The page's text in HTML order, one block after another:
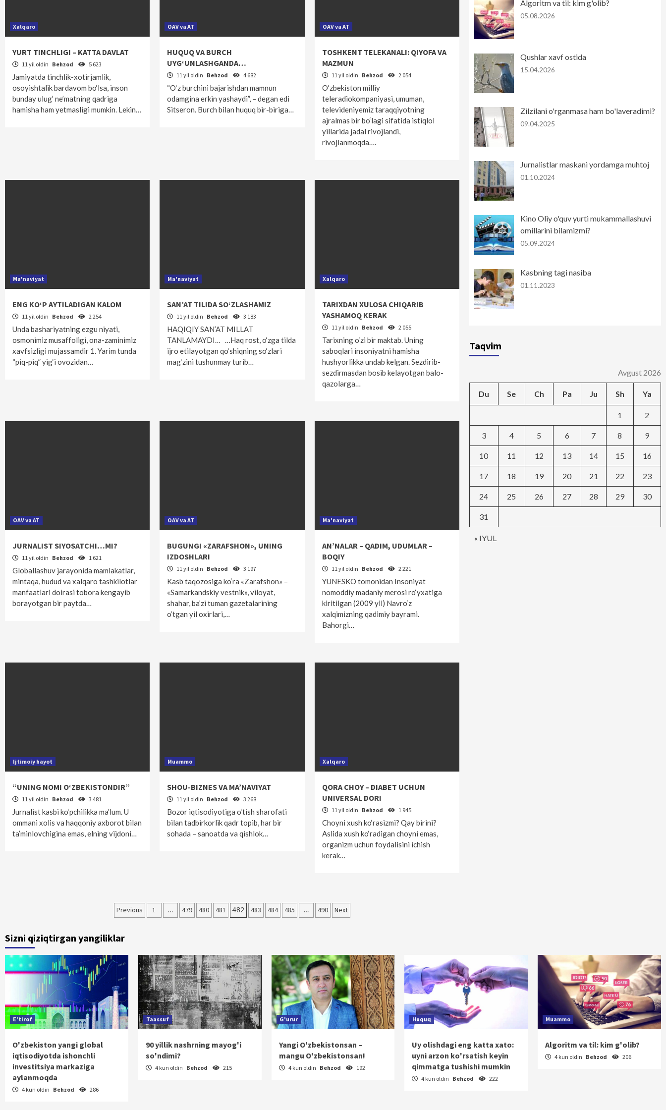
Xalqaro
YURT TINCHLIGI – KATTA DAVLAT
11 yil oldin Behzod 5 623
Jamiyatda tinchlik-xotirjamlik,
osoyishtalik bardavom bo‘lsa, inson
bunday ulug‘ ne’matning qadriga
hamisha ham yetmasligi mumkin. Lekin…
OAV va AT
HUQUQ VA BURCH
UYG‘UNLASHGANDA…
11 yil oldin Behzod 4 682
“O‘z burchini bajarishdan mamnun
odamgina erkin yashaydi”, – degan edi
Sitseron. Burch bilan huquq bir-biriga…
OAV va AT
TOSHKENT TELEKANALI: QIYOFA VA
MAZMUN
11 yil oldin Behzod 2 054
O‘zbekiston milliy
teleradiokompaniyasi, umuman,
televideniyemiz taraqqiyotning
ajralmas bir bo‘lagi sifatida istiqlol
yillarida jadal rivojlandi,
rivojlanmoqda….
Ma'naviyat
ENG KO‘P AYTILADIGAN KALOM
11 yil oldin Behzod 2 254
Unda bashariyatning ezgu niyati,
osmonimiz musaffoligi, ona-zaminimiz
xavfsizligi mujassamdir 1. Yarim tunda
“piq-piq” yig‘i ovozidan…
Ma'naviyat
SAN’AT TILIDA SO‘ZLASHAMIZ
11 yil oldin Behzod 3 183
HAQIQIY SAN’AT MILLAT
TANLAMAYDI… …Haq rost, o‘zga tilda
ijro etilayotgan qo‘shiqning so‘zlari
mag‘zini tushunmay turib…
Xalqaro
TARIXDAN XULOSA CHIQARIB
YASHAMOQ KERAK
11 yil oldin Behzod 2 055
Tarixning o‘zi bir maktab. Uning
saboqlari insoniyatni hamisha
hushyorlikka undab kelgan. Sezdirib-
sezdirmasdan bosib kelayotgan balo-
qazolarga…
OAV va AT
JURNALIST SIYOSATCHI…MI?
11 yil oldin Behzod 1 621
Globallashuv jarayonida mamlakatlar,
mintaqa, hudud va xalqaro tashkilotlar
manfaatlari doirasi tobora kengayib
borayotgan bir paytda…
OAV va AT
BUGUNGI «ZARAFSHON», UNING
IZDOSHLARI
11 yil oldin Behzod 3 197
Kasb taqozosiga ko‘ra «Zarafshon» –
«Samarkandskiy vestnik», viloyat,
shahar, ba’zi tuman gazetalarining
o‘tgan yil oxirlari,…
Ma'naviyat
AN’NALAR – QADIM, UDUMLAR –
BOQIY
11 yil oldin Behzod 2 221
YUNESKO tomonidan Insoniyat
nomoddiy madaniy merosi ro‘yxatiga
kiritilgan (2009 yil) Navro‘z
xalqimizning qadimiy bayrami.
Bahorgi…
Ijtimoiy hayot
“UNING NOMI O‘ZBEKISTONDIR”
11 yil oldin Behzod 3 481
Jurnalist kasbi ko‘pchilikka ma’lum. U
omma­ni xolis va haqqoniy axborot bilan
ta’minlovchigina emas, elning vijdoni…
Muammo
SHOU-BIZNES VA MA’NAVIYAT
11 yil oldin Behzod 3 268
Bozor iqtisodiyotiga o‘tish sharofati
bilan tadbirkorlik qadr topib, har bir
sohada – sanoatda va qishlok…
Xalqaro
QORA CHOY – DIABET UCHUN
UNIVERSAL DORI
11 yil oldin Behzod 1 945
Choyni xush ko‘rasizmi? Qay birini?
Aslida xush ko‘radigan choyni emas,
organizm uchun foydalisini ichish
kerak…
Maqolalar
harakatlanish
Previous 1 … 479 480 481 482 483 484 485 … 490 Next
Algoritm va til: kim g'olib?
05.08.2026
Qushlar xavf ostida
15.04.2026
Zilzilani o'rganmasa ham bo'laveradimi?
09.04.2025
Jurnalistlar maskani yordamga muhtoj
01.10.2024
Kino Oliy o'quv yurti mukammallashuvi
omillarini bilamizmi?
05.09.2024
Kasbning tagi nasiba
01.11.2023
Taqvim
Avgust 2026
Du Se Ch Pa Ju Sh Ya
« IYUL
1 2
3 4 5 6 7 8 9
10 11 12 13 14 15 16
17 18 19 20 21 22 23
24 25 26 27 28 29 30
31
Sizni qiziqtirgan yangiliklar
E'tirof
O'zbekiston yangi global
iqtisodiyotda ishonchli
investitsiya markaziga
aylanmoqda
4 kun oldin Behzod 286
Taassuf
90 yillik nashrning mayog'i
so'ndimi?
4 kun oldin Behzod 215
G'urur
Yangi O'zbekistonsan –
mangu O'zbekistonsan!
4 kun oldin Behzod 192
Huquq
Uy olishdagi eng katta xato:
uyni arzon ko'rsatish keyin
qimmatga tushishi mumkin
4 kun oldin Behzod 222
Muammo
Algoritm va til: kim g'olib?
4 kun oldin Behzod 206